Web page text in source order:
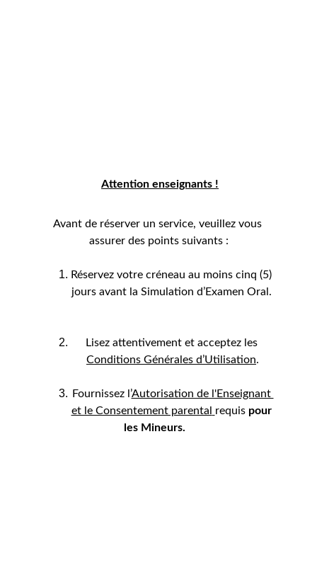
Attention enseignants !
Avant de réserver un service, veuillez vous
assurer des points suivants :
Réservez votre créneau au moins cinq (5)
jours avant la Simulation d’Examen Oral.
Lisez attentivement et acceptez les
Conditions Générales d’Utilisation.
Fournissez l’Autorisation de l'Enseignant
et le Consentement parental
requis pour
les Mineurs.